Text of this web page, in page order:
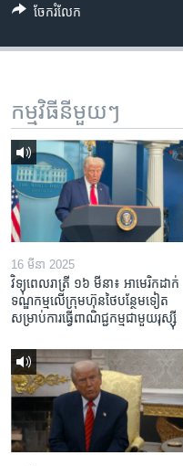
កាន់​
ភាសា
ចែករំលែក
កម្មវិធី​នីមួយៗ
16 មីនា 2025
វិទ្យុពេលរាត្រី ១៦ មីនា៖ អាមេរិក​ដាក់​
ទណ្ឌកម្ម​លើ​ក្រុមហ៊ុន​ថៃ​បន្ថែម​ទៀត​
សម្រាប់​ការ​ធ្វើ​ពាណិជ្ជកម្ម​ជាមួយ​រុស្ស៊ី